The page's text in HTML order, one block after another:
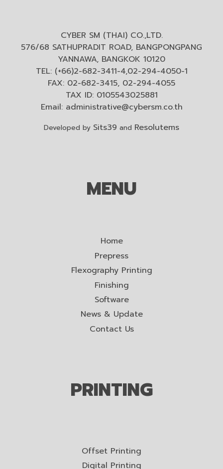
CYBER SM (THAI) CO.,LTD.
576/68 SATHUPRADIT ROAD, BANGPONGPANG
YANNAWA, BANGKOK 10120
TEL: (+66)2-682-3411-4,02-294-4050-1
FAX: 02-682-3415, 02-294-4055
TAX ID: 0105543025881
Email: administrative@cybersm.co.th
Developed by Sits39 and Resolutems
MENU
Home
Prepress
Flexography Printing
Finishing
Software
News & Update
Contact Us
PRINTING
Offset Printing
Digital Printing